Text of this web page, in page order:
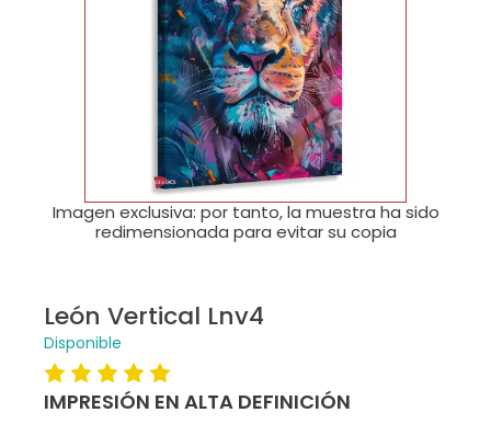
Imagen exclusiva: por tanto, la muestra ha sido
redimensionada para evitar su copia
León Vertical Lnv4
Disponible
IMPRESIÓN EN ALTA DEFINICIÓN